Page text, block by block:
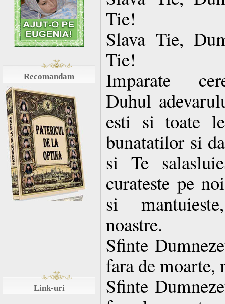
Recomandam
Link-uri
Tie!
Slava Tie,
Tie!
Imparate
Duhul
esti si toate
bunatatilor si
si Te
curateste pe
si
noastre.
Sfinte
fara de moarte,
Sfinte